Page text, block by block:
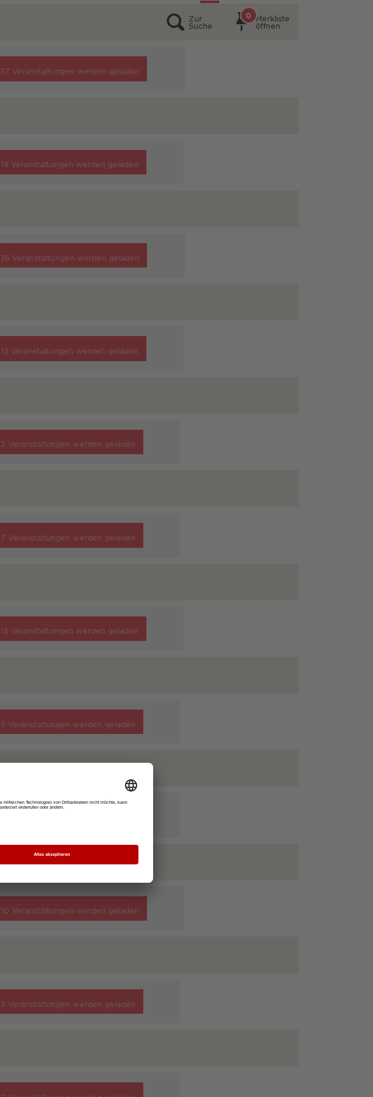
Zur
Suche
Merkliste
öffnen
0
37 Veranstaltungen werden geladen
19 Veranstaltungen werden geladen
36 Veranstaltungen werden geladen
12 Veranstaltungen werden geladen
2 Veranstaltungen werden geladen
7 Veranstaltungen werden geladen
15 Veranstaltungen werden geladen
5 Veranstaltungen werden geladen
10 Veranstaltungen werden geladen
7 Veranstaltungen werden geladen